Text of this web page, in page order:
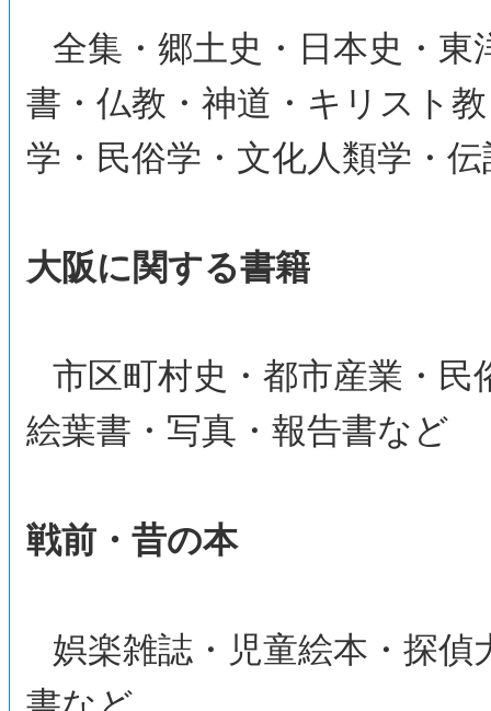
全集・郷土史・日本史・
書・仏教・神道・キリスト
学・民俗学・文化人類学・
大阪に関する書籍
市区町村史・都市産業・民
絵葉書・写真・報告書など
戦前・昔の本
娯楽雑誌・児童絵本・探